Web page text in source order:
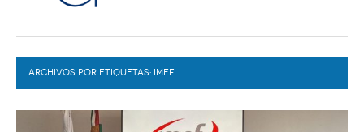
TORREÓN
GÓMEZ PALACIO
LERDO
COAHUILA
DURANGO
DEPORTES
ARCHIVOS POR ETIQUETAS: IMEF